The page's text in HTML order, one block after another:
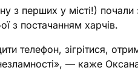
з перших у місті!)
з постачанням харчів.
телефон, зігрітися,
— каже